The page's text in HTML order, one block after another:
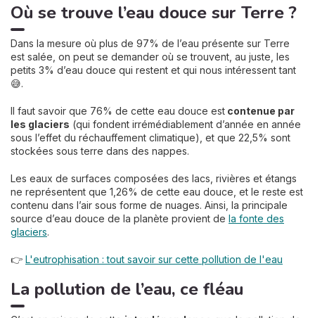
Où se trouve l’eau douce sur Terre ?
Dans la mesure où plus de 97% de l’eau présente sur Terre
est salée, on peut se demander où se trouvent, au juste, les
petits 3% d’eau douce qui restent et qui nous intéressent tant
😅.
Il faut savoir que 76% de cette eau douce est contenue par
les glaciers (qui fondent irrémédiablement d’année en année
sous l’effet du réchauffement climatique), et que 22,5% sont
stockées sous terre dans des nappes.
Les eaux de surfaces composées des lacs, rivières et étangs
ne représentent que 1,26% de cette eau douce, et le reste est
contenu dans l’air sous forme de nuages. Ainsi, la principale
source d’eau douce de la planète provient de la fonte des
glaciers.
👉 L'eutrophisation : tout savoir sur cette pollution de l'eau
La pollution de l’eau, ce fléau